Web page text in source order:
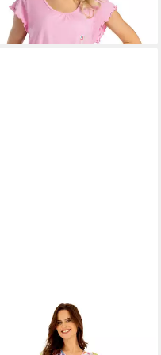
Tragen